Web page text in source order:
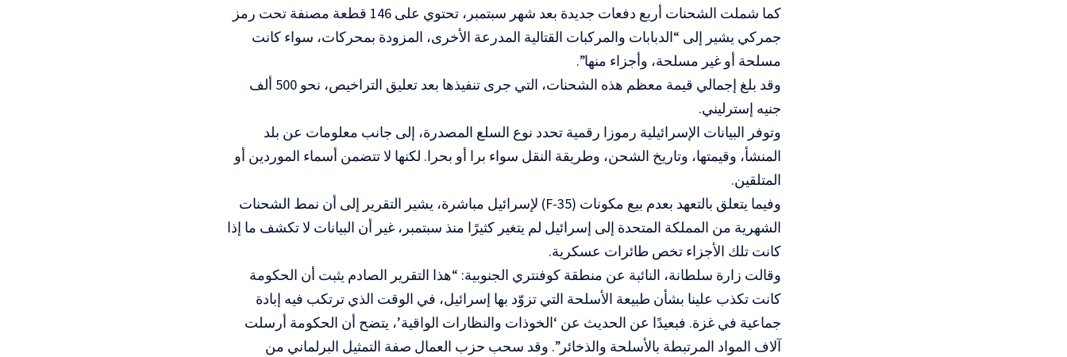
كما شملت الشحنات أربع دفعات جديدة بعد شهر سبتمبر، تحتوي على 146 قطعة مصنفة تحت رمز
جمركي يشير إلى “الدبابات والمركبات القتالية المدرعة الأخرى، المزودة بمحركات، سواء كانت
مسلحة أو غير مسلحة، وأجزاء منها”.
وقد بلغ إجمالي قيمة معظم هذه الشحنات، التي جرى تنفيذها بعد تعليق التراخيص، نحو 500 ألف
جنيه إسترليني.
وتوفر البيانات الإسرائيلية رموزا رقمية تحدد نوع السلع المصدرة، إلى جانب معلومات عن بلد
المنشأ، وقيمتها، وتاريخ الشحن، وطريقة النقل سواء برا أو بحرا. لكنها لا تتضمن أسماء الموردين أو
المتلقين.
وفيما يتعلق بالتعهد بعدم بيع مكونات (F-35) لإسرائيل مباشرة، يشير التقرير إلى أن نمط الشحنات
الشهرية من المملكة المتحدة إلى إسرائيل لم يتغير كثيرًا منذ سبتمبر، غير أن البيانات لا تكشف ما إذا
كانت تلك الأجزاء تخص طائرات عسكرية.
وقالت زارة سلطانة، النائبة عن منطقة كوفنتري الجنوبية: “هذا التقرير الصادم يثبت أن الحكومة
كانت تكذب علينا بشأن طبيعة الأسلحة التي تزوّد بها إسرائيل، في الوقت الذي ترتكب فيه إبادة
جماعية في غزة. فبعيدًا عن الحديث عن ‘الخوذات والنظارات الواقية’، يتضح أن الحكومة أرسلت
آلاف المواد المرتبطة بالأسلحة والذخائر”. وقد سحب حزب العمال صفة التمثيل البرلماني من